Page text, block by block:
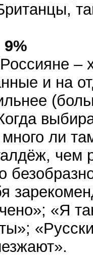
–
и на
ли
чем
«Я